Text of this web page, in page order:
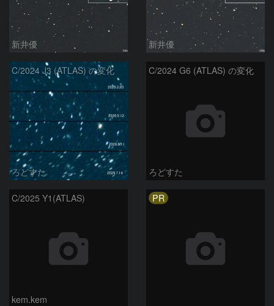
新井優 新井優
C/2024 J3 (ATLAS) の変化
ろどすた
C/2024 G6 (ATLAS) の変化
ろどすた
C/2025 Y1(ATLAS)
kem.kem
PR